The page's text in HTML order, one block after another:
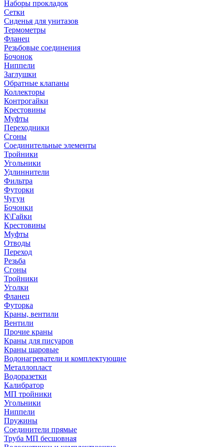
Наборы прокладок
Сетки
Сиденья для унитазов
Термометры
Фланец
Резьбовые соединения
Бочонок
Ниппели
Заглушки
Обратные клапаны
Коллекторы
Контрогайки
Крестовины
Муфты
Переходники
Сгоны
Соединительные элементы
Тройники
Угольники
Удлиннители
Фильтра
Футорки
Чугун
Бочонки
К\Гайки
Крестовины
Муфты
Отводы
Переход
Резьба
Сгоны
Тройники
Уголки
Фланец
Футорка
Краны, вентили
Вентили
Прочие краны
Краны для писуаров
Краны шаровые
Водонагреватели и комплектующие
Металлопласт
Водоразетки
Калибратор
МП тройники
Угольники
Ниппели
Пружины
Соединители прямые
Труба МП бесшовная